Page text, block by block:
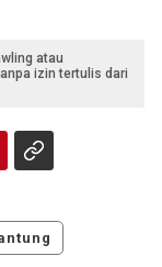
atau
izin tertulis dari